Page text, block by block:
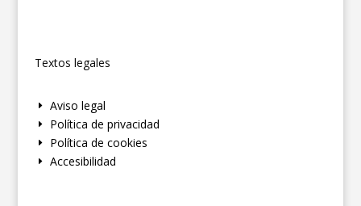
Textos legales
E Aviso legal
E Política de privacidad
E Política de cookies
E Accesibilidad